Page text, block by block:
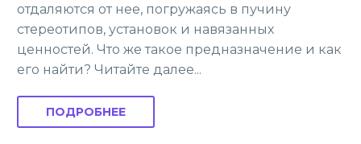
отдаляются от нее, погружаясь в пучину
стереотипов, установок и навязанных
ценностей. Что же такое предназначение и как
его найти? Читайте далее...
ПОДРОБНЕЕ